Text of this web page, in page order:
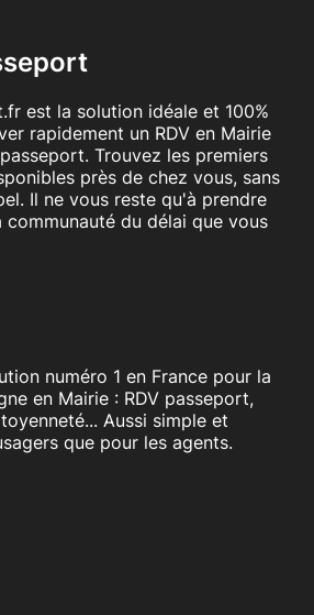
est la solution idéale et 100%
rapidement un RDV en Mairie
Trouvez les premiers
près de chez vous, sans
Il ne vous reste qu'à prendre
communauté du délai que vous
numéro 1 en France pour la
en Mairie : RDV passeport,
Aussi simple et
que pour les agents.